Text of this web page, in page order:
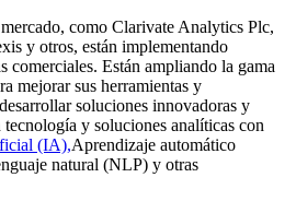
como Clarivate Analytics Plc,
y otros, están implementando
comerciales. Están ampliando la gama
mejorar sus herramientas y
soluciones innovadoras y
tecnología y soluciones analíticas con
(IA),Aprendizaje automático
natural (NLP) y otras